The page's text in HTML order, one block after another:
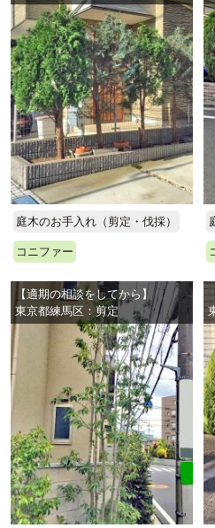
庭木のお手入れ（剪定・伐採）
コニファー
【適期の相談をしてから】
東京都練馬区：剪定